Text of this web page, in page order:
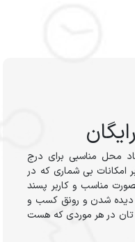
محل مناسبی برای درج
امکانات بی شماری که در
مناسب و کاربر پسند
دیده شدن و رونق کسب و
در هر موردی که هست